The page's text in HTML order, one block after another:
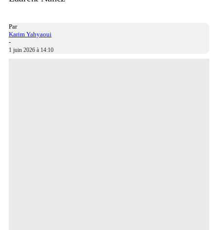
Par
Karim Yahyaoui
-
1 juin 2026 à 14:10